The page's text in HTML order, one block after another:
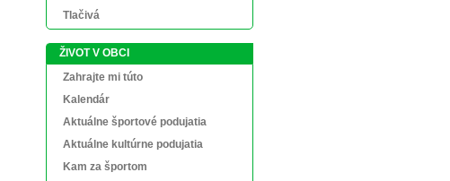
Tlačivá
ŽIVOT V OBCI
Zahrajte mi túto
Kalendár
Aktuálne športové podujatia
Aktuálne kultúrne podujatia
Kam za športom